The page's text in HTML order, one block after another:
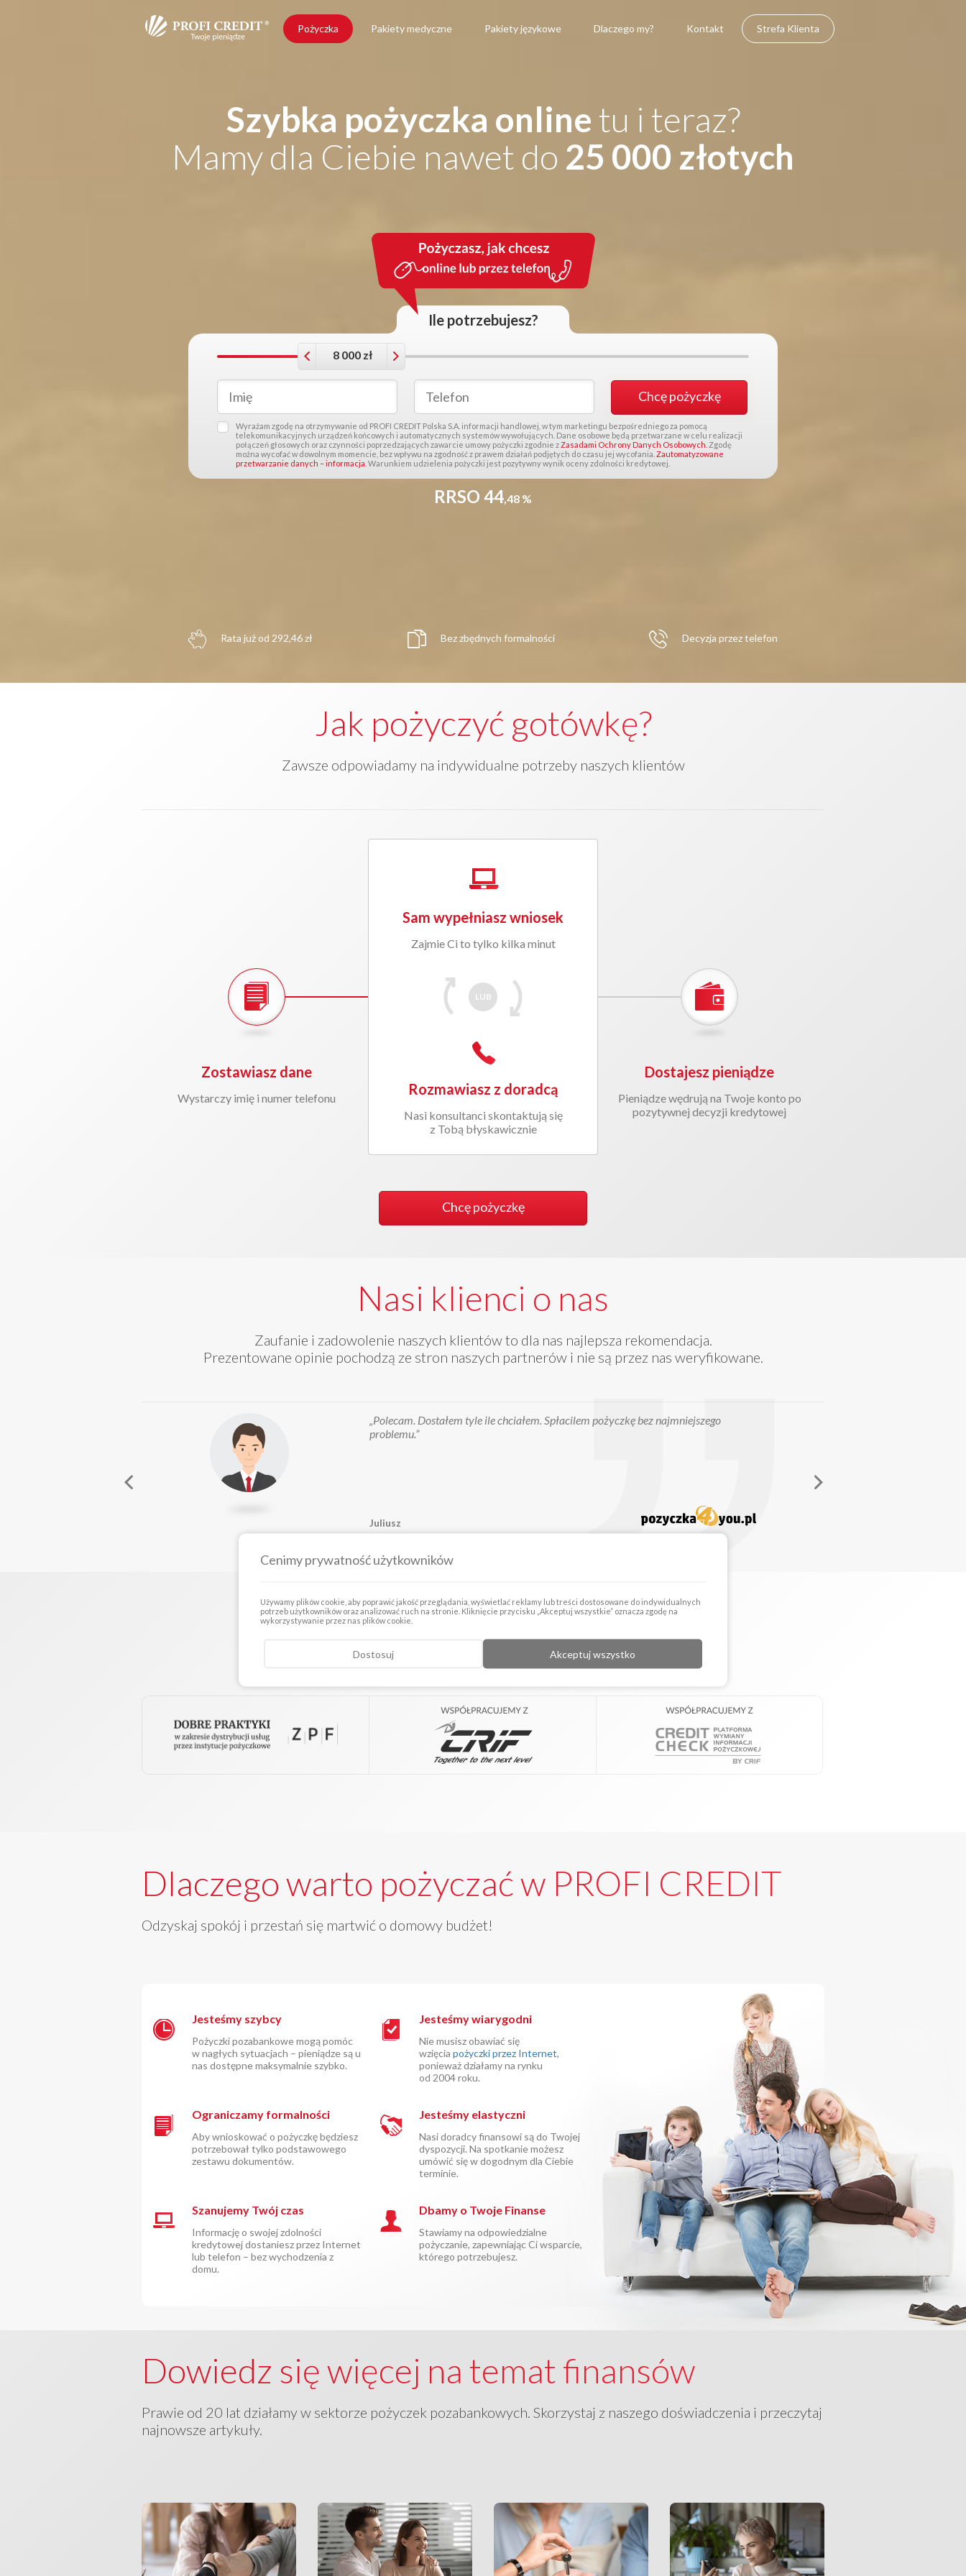
Pożyczka Pakiety medyczne Pakiety językowe Dlaczego my? Kontakt Strefa Klienta
Szybka pożyczka online tu i teraz?
Mamy dla Ciebie nawet do 25 000 złotych
Ile potrzebujesz?
8 000 zł
Chcę pożyczkę
Wyrażam zgodę na otrzymywanie od PROFI CREDIT Polska S.A. informacji handlowej, w tym marketingu bezpośredniego za pomocą
telekomunikacyjnych urządzeń końcowych i automatycznych systemów wywołujących. Dane osobowe będą przetwarzane w celu realizacji
połączeń głosowych oraz czynności poprzedzających zawarcie umowy pożyczki zgodnie zZasadami Ochrony Danych Osobowych . Zgodę
można wycofać w dowolnym momencie, bez wpływu na zgodność z prawem działań podjętych do czasu jej wycofania. Zautomatyzowane
przetwarzanie danych – informacja . Warunkiem udzielenia pożyczki jest pozytywny wynik oceny zdolności kredytowej.
RRSO 44,48 %
Rata już od 292,46 zł Bez zbędnych formalności Decyzja przez telefon
Jak pożyczyć gotówkę?
Zawsze odpowiadamy na indywidualne potrzeby naszych klientów
Zostawiasz dane
Wystarczy imię i numer telefonu
Sam wypełniasz wniosek
Zajmie Ci to tylko kilka minut
Rozmawiasz z doradcą
Nasi konsultanci skontaktują się
z Tobą błyskawicznie
Dostajesz pieniądze
Pieniądze wędrują na Twoje konto po
pozytywnej decyzji kredytowej
Chcę pożyczkę
Nasi klienci o nas
Zaufanie i zadowolenie naszych klientów to dla nas najlepsza rekomendacja.
Prezentowane opinie pochodzą ze stron naszych partnerów i nie są przez nas weryfikowane.
„Super pożyczka jasne przejrzyste zasady bez żadnych niespodzianek polecam jeśli ktoś
ma jakieś obawy”
Edzia
Jesteśmy wiarygodni
Dlaczego warto pożyczać w PROFI CREDIT
Odzyskaj spokój i przestań się martwić o domowy budżet!
Jesteśmy szybcy
Pożyczki pozabankowe mogą pomóc
w nagłych sytuacjach – pieniądze są u
nas dostępne maksymalnie szybko.
Jesteśmy wiarygodni
Nie musisz obawiać się
wzięciapożyczki przez Internet,
ponieważ działamy na rynku
od 2004 roku.
Ograniczamy formalności
Aby wnioskować o pożyczkę będziesz
potrzebował tylko podstawowego
zestawu dokumentów.
Jesteśmy elastyczni
Nasi doradcy finansowi są do Twojej
dyspozycji. Na spotkanie możesz
umówić się w dogodnym dla Ciebie
terminie.
Szanujemy Twój czas
Informację o swojej zdolności
kredytowej dostaniesz przez Internet
lub telefon – bez wychodzenia z
domu.
Dbamy o Twoje Finanse
Stawiamy na odpowiedzialne
pożyczanie, zapewniając Ci wsparcie,
którego potrzebujesz.
Dowiedz się więcej na temat finansów
Prawie od 20 lat działamy w sektorze pożyczek pozabankowych. Skorzystaj z naszego doświadczenia i przeczytaj
najnowsze artykuły.
Cenimy prywatność użytkowników
Używamy plików cookie, aby poprawić jakość przeglądania, wyświetlać reklamy lub treści dostosowane do indywidualnych
potrzeb użytkowników oraz analizować ruch na stronie. Kliknięcie przycisku „Akceptuj wszystkie” oznacza zgodę na
wykorzystywanie przez nas plików cookie.
Dostosuj Akceptuj wszystko